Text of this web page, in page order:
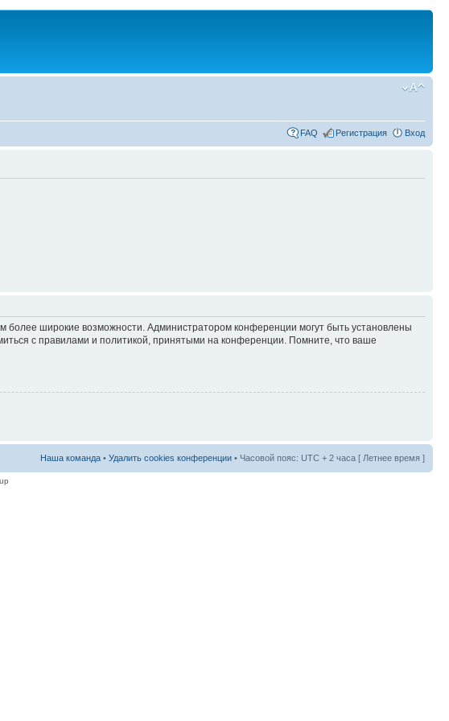
FAQ Регистрация Вход
более широкие возможности. Администратором конференции могут быть установлены
с правилами и политикой, принятыми на конференции. Помните, что ваше
Наша команда • Удалить cookies конференции • Часовой пояс: UTC + 2 часа [ Летнее время ]